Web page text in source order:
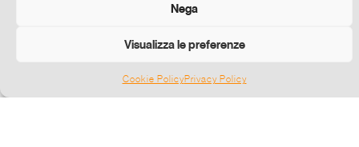
Nega
Visualizza le preferenze
Cookie PolicyPrivacy Policy